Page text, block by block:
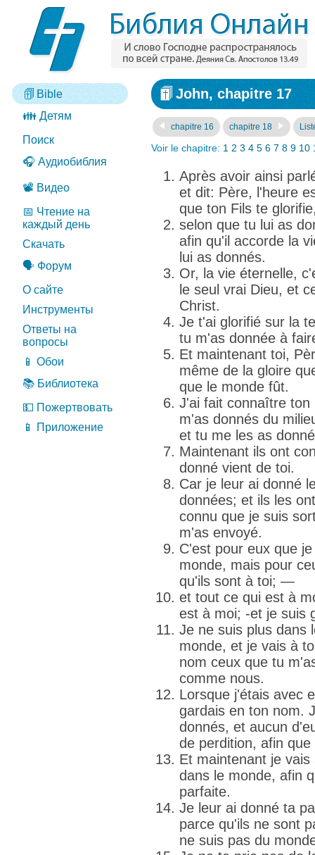
Bible
👪 Детям
Поиск
🎧 Аудиобиблия
📽️ Видео
📅 Чтение на
каждый день
Скачать
🗣️ Форум
О сайте
Инструменты
Ответы на
вопросы
📱 Обои
📚 Библиотека
💵 Пожертвовать
📱 Приложение
John, chapitre 17
chapitre 16 chapitre 18
Voir le chapitre: 1 2 3 4 5 6 7 8 9 10
Après avoir ainsi
et dit: Père, l'heure
que ton Fils te
selon que tu lui as
afin qu'il accorde la
lui as donnés.
Or, la vie éternelle,
le seul vrai Dieu, et
Christ.
Je t'ai glorifié sur la
tu m'as donnée à
Et maintenant toi,
même de la gloire
que le monde fût.
J'ai fait connaître
m'as donnés du
et tu me les as
Maintenant ils ont
donné vient de toi.
Car je leur ai donné
données; et ils les
connu que je suis
m'as envoyé.
C'est pour eux que
monde, mais pour
qu'ils sont à toi; —
et tout ce qui est à
est à moi; -et je suis
Je ne suis plus dans
monde, et je vais à
nom ceux que tu
comme nous.
Lorsque j'étais avec
gardais en ton nom.
donnés, et aucun
de perdition, afin
Et maintenant je
dans le monde, afin
parfaite.
Je leur ai donné ta
parce qu'ils ne sont
ne suis pas du